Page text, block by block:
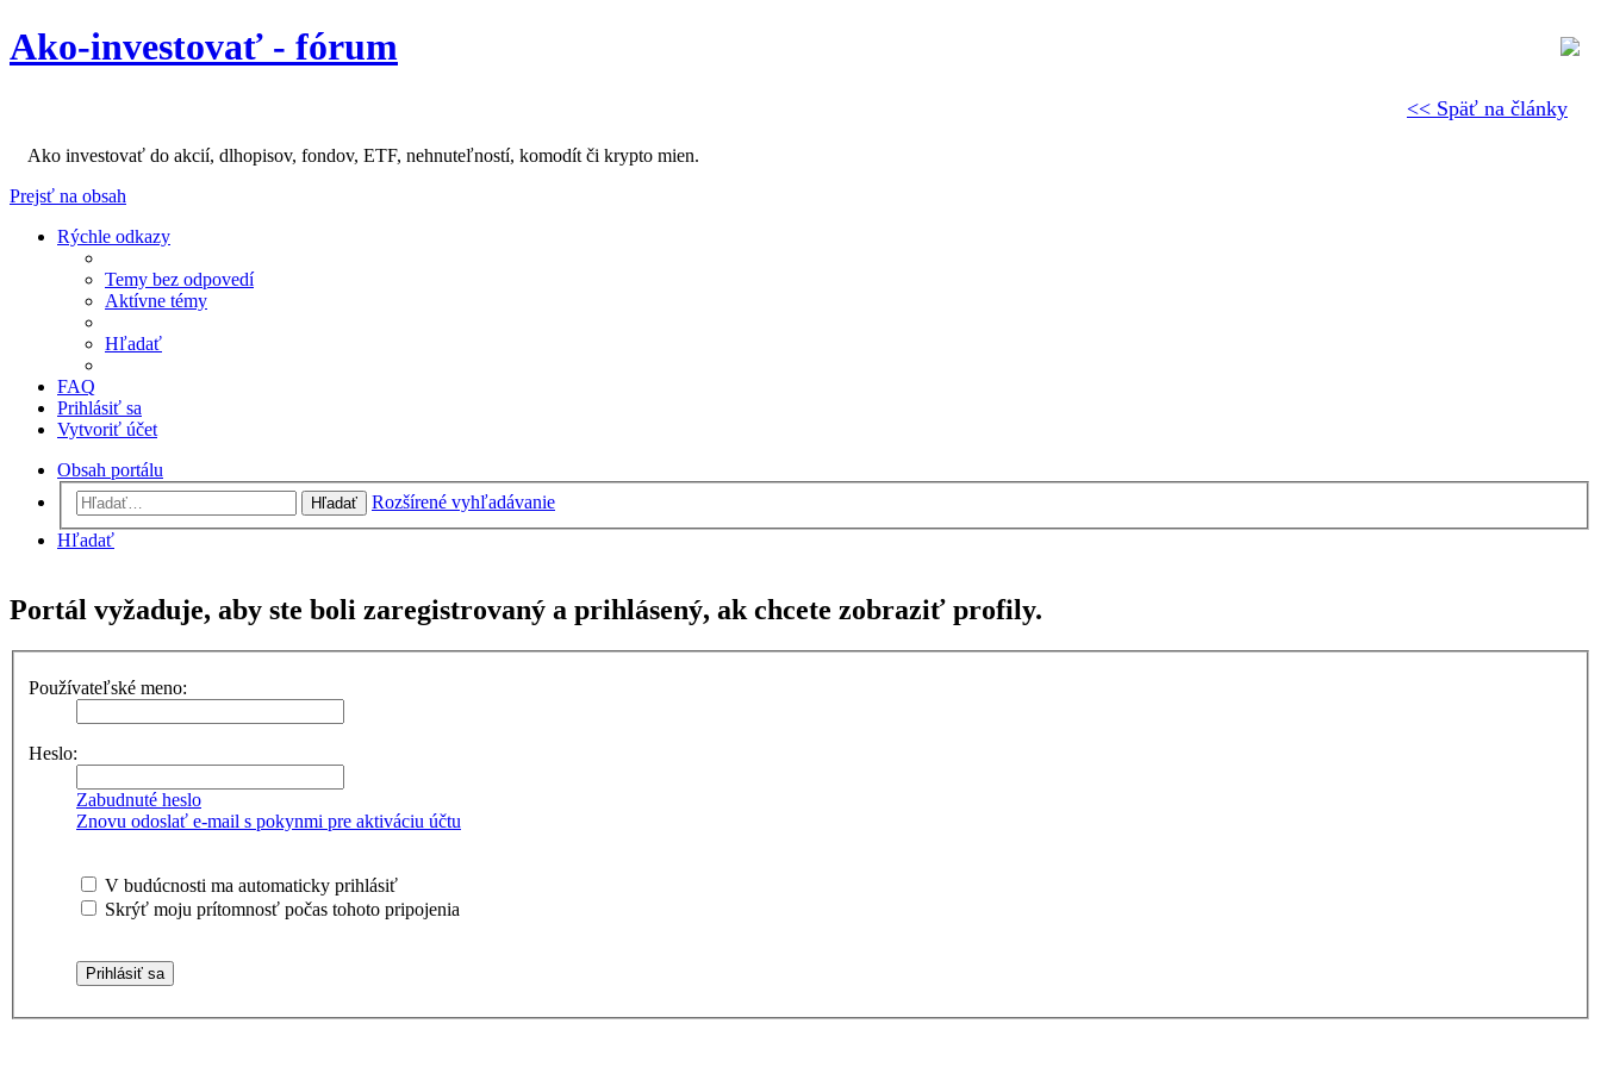
<< Späť na články
Ako-investovať - fórum
Ako investovať do akcií, dlhopisov, fondov, ETF, nehnuteľností, komodít či krypto mien.
Prejsť na obsah
Rýchle odkazy
Temy bez odpovedí
Aktívne témy
Hľadať
FAQ
Prihlásiť sa
Vytvoriť účet
Obsah portálu
Hľadať
Rozšírené vyhľadávanie
Hľadať
Portál vyžaduje, aby ste boli zaregistrovaný a prihlásený, ak chcete zobraziť profily.
Používateľské meno:
Heslo:
Zabudnuté heslo
Znovu odoslať e-mail s pokynmi pre aktiváciu účtu
V budúcnosti ma automaticky prihlásiť
Skrýť moju prítomnosť počas tohoto pripojenia